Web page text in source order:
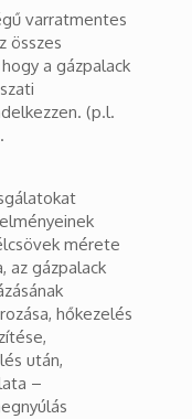
varratmentes
összes
a gázpalack
(p.l.
mérete
az gázpalack
hőkezelés
után,
–